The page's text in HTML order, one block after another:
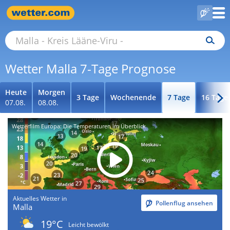
Wetter Malla 7-Tage Prognose
Heute
07.08.
Morgen
08.08.
3 Tage Wochenende 7 Tage 16 Tage
Wetterfilm Europa: Die Temperaturen im Überblick
Aktuelles Wetter in
Malla Pollenflug ansehen
19°C
Leicht bewölkt